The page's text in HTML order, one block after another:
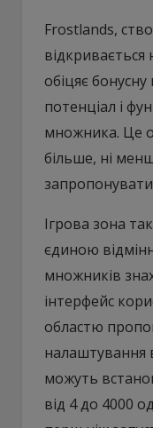
Frostlands,
відкривається
обіцяє
потенціал і
множника. Це
більше, ні
Ігрова зона
єдиною
множників
інтерфейс
областю
налаштування
можуть
від 4 до 4000